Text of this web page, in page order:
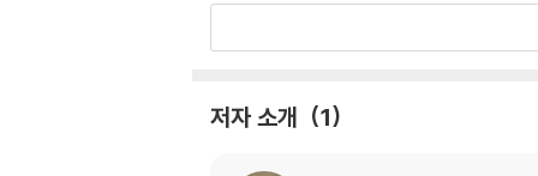
무질서한 이야기들
방랑자
저자 소개 1